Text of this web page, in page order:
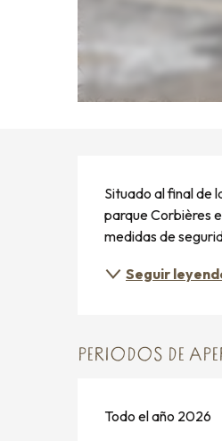
Situado al final de
parque Corbières
medidas de
Seguir
PERIODOS DE
Todo el año 2026